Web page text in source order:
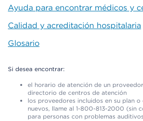
Ayuda para encontrar médicos y
Calidad y acreditación hospitalaria
Glosario
Si desea encontrar:
el horario de atención de un
directorio de centros de atención
los proveedores incluidos en su plan
nuevos, llame al 1-800-813-2000 (sin
para personas con problemas